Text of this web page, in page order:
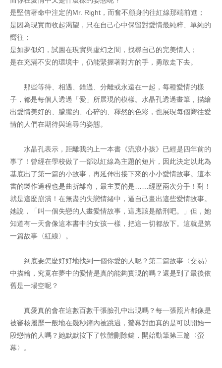
是堅信著命中注定的Mr. Right，而奮不顧身的往紅線那端前進；
是因為現實而收起渴望，只在自己心中保留對愛情最純粹、單純的
嚮往；
是如夢似幻，試圖在現實與虛幻之間，找尋自己的完美情人；
是在充滿不安的環境中，仍能緊握著對方的手，勇敢走下去。
那些等待、相遇、錯過、分離或永遠在一起，每種愛情的樣
子，都是每個人透過「愛」所展現的模樣。水晶孔透過畫筆，描繪
出愛情美好的、朦朧的、心碎的、釋然的色彩，也展現每個嚮往愛
情的人們在期待與追尋的姿態。
水晶孔表示，距離我的上一本書《流浪小孩》已經是四年前的
事了！曾經在學校做了一部以紅線為主題的短片，因此決定以此為
基底出了第一篇的小故事，再延伸出接下來的小小愛情故事。這本
書的製作過程也是曲折離奇，最主要的是……經歷兩次分手！對！
就是這麼崩潰！在無盡的失戀情緒中，逼自己畫出這些愛情故事。
她說，「叫一個失戀的人畫愛情故事，這應該是酷刑吧。」但，她
知道有一天會像這本書中的女孩一樣，把這一切都放下。這就是第
一篇故事〈紅線〉。
到底要怎麼好好地找到一個你愛的人呢？第二篇故事〈交易〉
中描繪，究竟在夢中的愛情是真的能夠實現的嗎？還是到了最後依
舊是一場空呢？
真愛真的會在這數百數千張臉孔中出現嗎？每一張照片都像是
被審核履歷一般地在幾秒鐘內被跳過，螢幕對面真的是可以開始一
段戀情的人嗎？她默默按下了軟體刪除鍵，開始動筆第三篇〈螢
幕〉。